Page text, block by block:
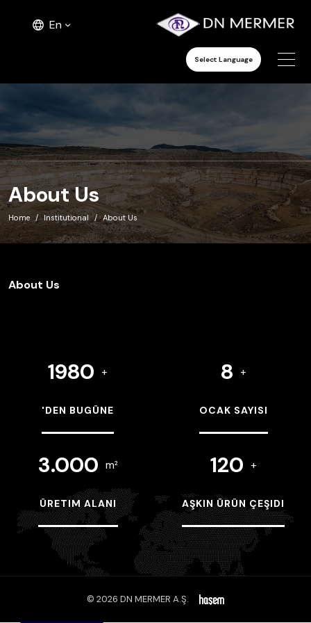
En
Select Language
About Us
Home Institutional About Us
About Us
1980 +
'DEN BUGÜNE
8 +
OCAK SAYISI
3.000 m²
ÜRETIM ALANI
120 +
AŞKIN ÜRÜN ÇEŞIDI
© 2026 DN MERMER A.Ş.